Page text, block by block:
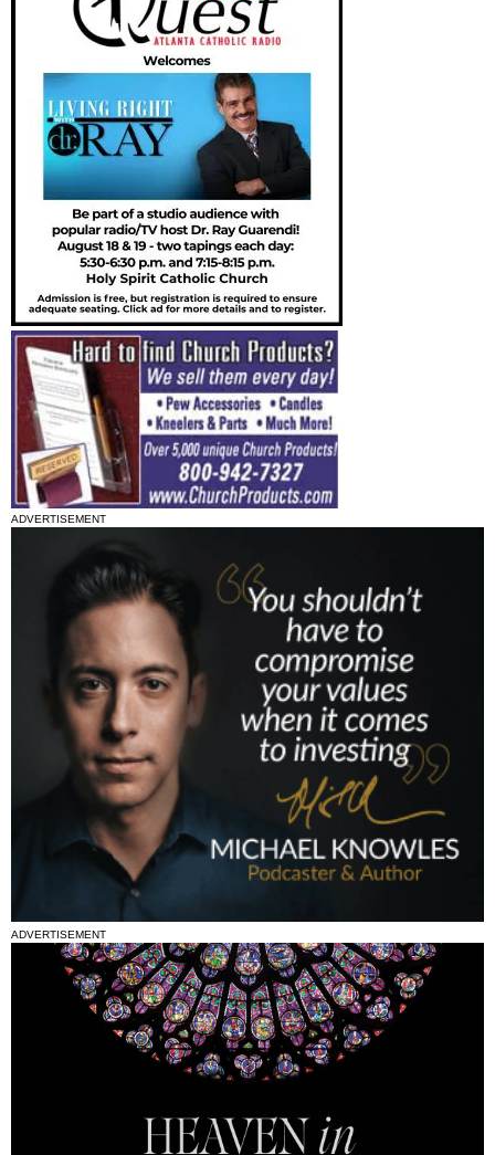
ADVERTISEMENT
ADVERTISEMENT